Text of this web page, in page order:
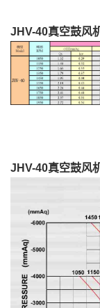
JHV-40真空鼓风
JHV-40真空鼓风